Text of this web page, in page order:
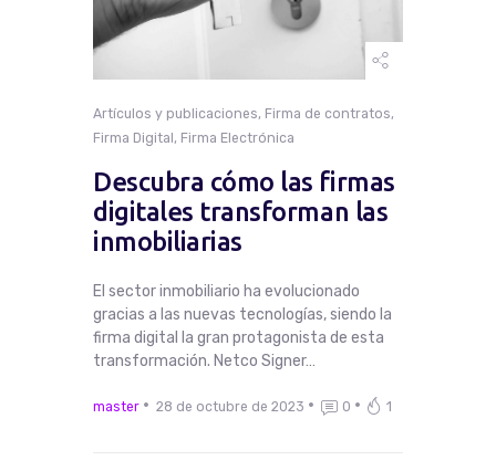
Artículos y publicaciones, Firma de contratos,
Firma Digital , Firma Electrónica
Descubra cómo las firmas
digitales transforman las
inmobiliarias
El sector inmobiliario ha evolucionado
gracias a las nuevas tecnologías, siendo la
firma digital la gran protagonista de esta
transformación. Netco Signer…
master 28 de octubre de 2023 0 1